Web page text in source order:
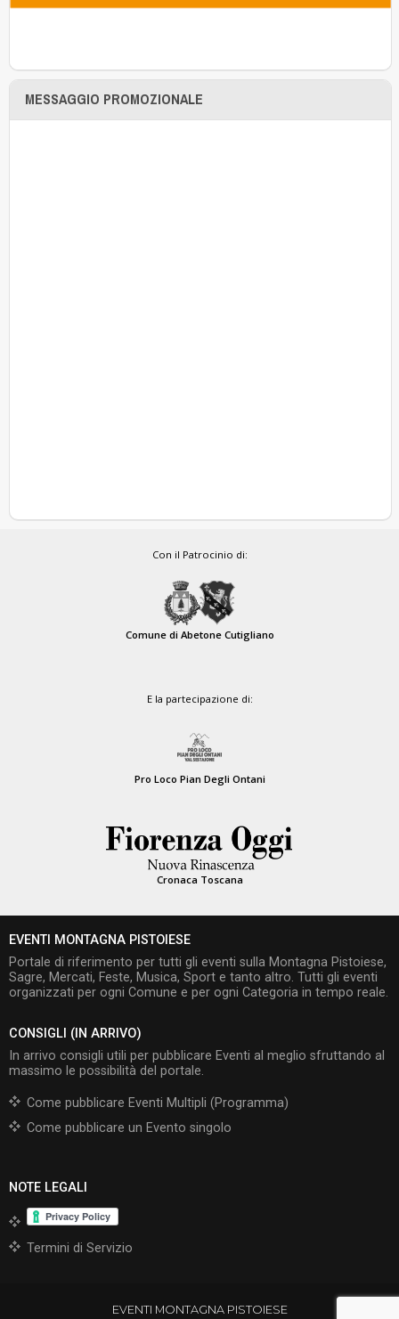
MESSAGGIO PROMOZIONALE
Con il Patrocinio di:
Comune di Abetone Cutigliano
E la partecipazione di:
Pro Loco Pian Degli Ontani
Cronaca Toscana
EVENTI MONTAGNA PISTOIESE
Portale di riferimento per tutti gli eventi sulla Montagna Pistoiese,
Sagre, Mercati, Feste, Musica, Sport e tanto altro. Tutti gli eventi
organizzati per ogni Comune e per ogni Categoria in tempo reale.
CONSIGLI (IN ARRIVO)
In arrivo consigli utili per pubblicare Eventi al meglio sfruttando al
massimo le possibilità del portale.
Come pubblicare Eventi Multipli (Programma)
Come pubblicare un Evento singolo
NOTE LEGALI
Termini di Servizio
EVENTI MONTAGNA PISTOIESE